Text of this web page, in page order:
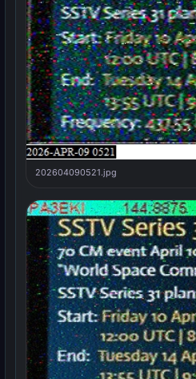
202604090521.jpg